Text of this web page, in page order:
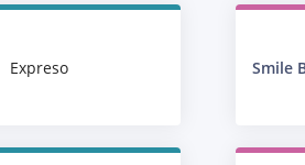
Expreso Smile